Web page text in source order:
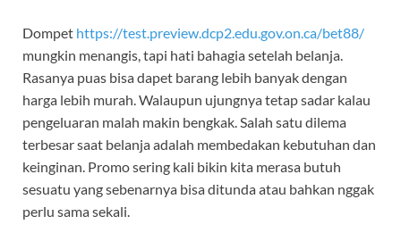
Dompet https://test.preview.dcp2.edu.gov.on.ca/bet88/
mungkin menangis, tapi hati bahagia setelah belanja.
Rasanya puas bisa dapet barang lebih banyak dengan
harga lebih murah. Walaupun ujungnya tetap sadar kalau
pengeluaran malah makin bengkak. Salah satu dilema
terbesar saat belanja adalah membedakan kebutuhan dan
keinginan. Promo sering kali bikin kita merasa butuh
sesuatu yang sebenarnya bisa ditunda atau bahkan nggak
perlu sama sekali.